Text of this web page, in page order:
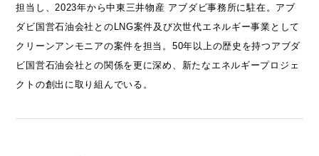
担当し、2023年から中東三井物産 アブダビ事務所に駐在。アブ
ダビ国営石油会社とのLNG案件及び次世代エネルギー事業として
クリーンアンモニアの案件を担当。50年以上の歴史を持つアブダ
ビ国営石油会社との関係を更に深め、新たなエネルギープロジェ
クトの創出に取り組んでいる。